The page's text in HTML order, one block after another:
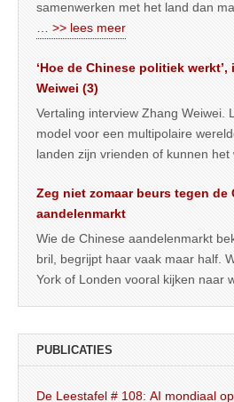
samenwerken met het land dan
… >> lees meer
‘Hoe de Chinese politiek
Weiwei (3)
Vertaling interview Zhang Weiwei.
model voor een multipolaire
landen zijn vrienden of kunnen het
Zeg niet zomaar beurs tegen de
aandelenmarkt
Wie de Chinese aandelenmarkt
bril, begrijpt haar vaak maar half.
York of Londen vooral kijken naar
PUBLICATIES
De Leestafel # 108: AI